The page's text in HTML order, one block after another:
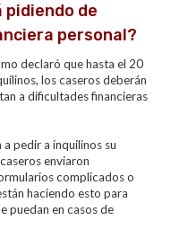
pidiendo de
personal?
declaró que hasta el 20
los caseros deberán
a dificultades financieras
pedir a inquilinos su
enviaron
complicados o
haciendo esto para
puedan en casos de